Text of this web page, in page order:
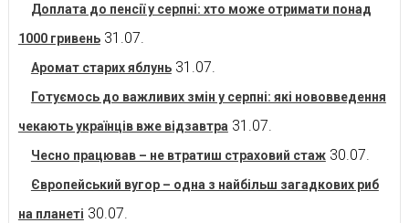
Доплата до пенсії у серпні: хто може отримати понад
1000 гривень 31.07.
Аромат старих яблунь 31.07.
Готуємось до важливих змін у серпні: які нововведення
чекають українців вже відзавтра 31.07.
Чесно працював – не втратиш страховий стаж 30.07.
Європейський вугор – одна з найбільш загадкових риб
на планеті 30.07.